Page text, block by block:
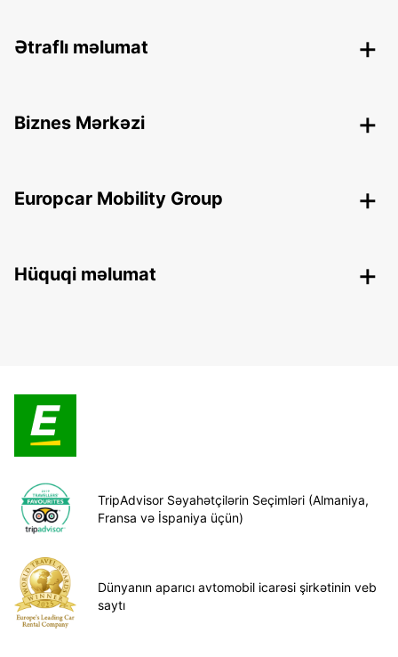
Ətraflı məlumat
Biznes Mərkəzi
Europcar Mobility Group
Hüquqi məlumat
TripAdvisor Səyahətçilərin Seçimləri (Almaniya,
Fransa və İspaniya üçün)
Dünyanın aparıcı avtomobil icarəsi şirkətinin veb
saytı